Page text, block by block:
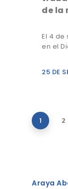
de la
El 4 de
en el
25 DE
1 2
Araya